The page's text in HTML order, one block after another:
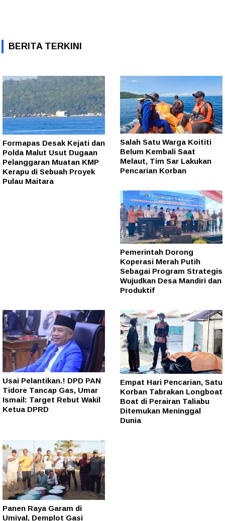
BERITA TERKINI
Formapas Desak Kejati dan
Polda Malut Usut Dugaan
Pelanggaran Muatan KMP
Kerapu di Sebuah Proyek
Pulau Maitara
Salah Satu Warga Koititi
Belum Kembali Saat
Melaut, Tim Sar Lakukan
Pencarian Korban
Pemerintah Dorong
Koperasi Merah Putih
Sebagai Program Strategis
Wujudkan Desa Mandiri dan
Produktif
Usai Pelantikan.! DPD PAN
Tidore Tancap Gas, Umar
Ismail: Target Rebut Wakil
Ketua DPRD
Empat Hari Pencarian, Satu
Korban Tabrakan Longboat
Boat di Perairan Taliabu
Ditemukan Meninggal
Dunia
Panen Raya Garam di
Umiyal, Demplot Gasi